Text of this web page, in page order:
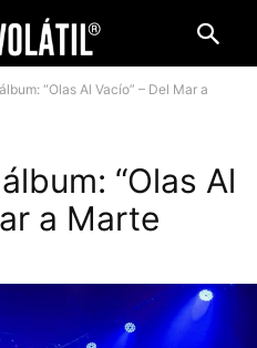
“Olas Al Vacío” – Del Mar a
“Olas Al
a Marte